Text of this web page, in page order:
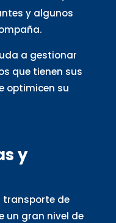
y algunos
a gestionar
que tienen sus
optimicen su
y
transporte de
un gran nivel de